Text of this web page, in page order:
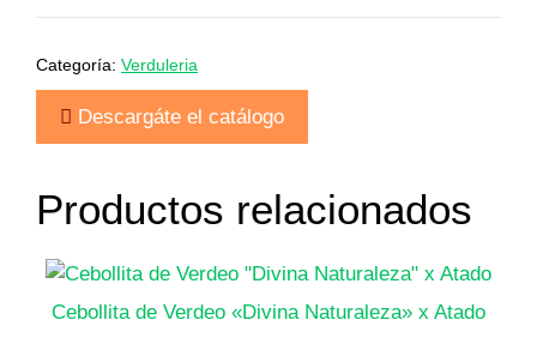
Naturaleza"
cantidad
Categoría: Verduleria
Descargáte el catálogo
Productos relacionados
Cebollita de Verdeo «Divina Naturaleza» x Atado